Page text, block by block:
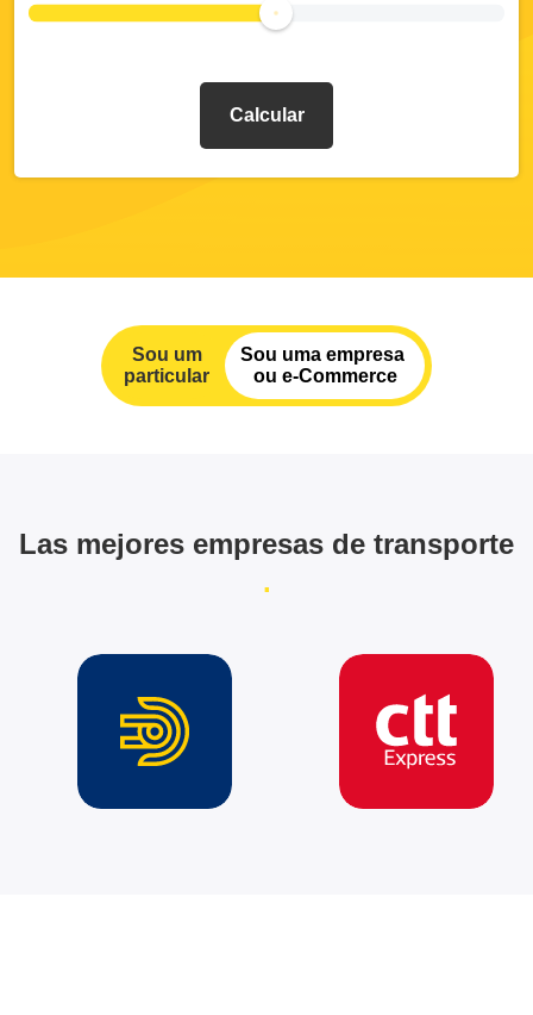
Calcular
Sou um
particular
Sou uma empresa
ou e-Commerce
Las mejores empresas de transporte